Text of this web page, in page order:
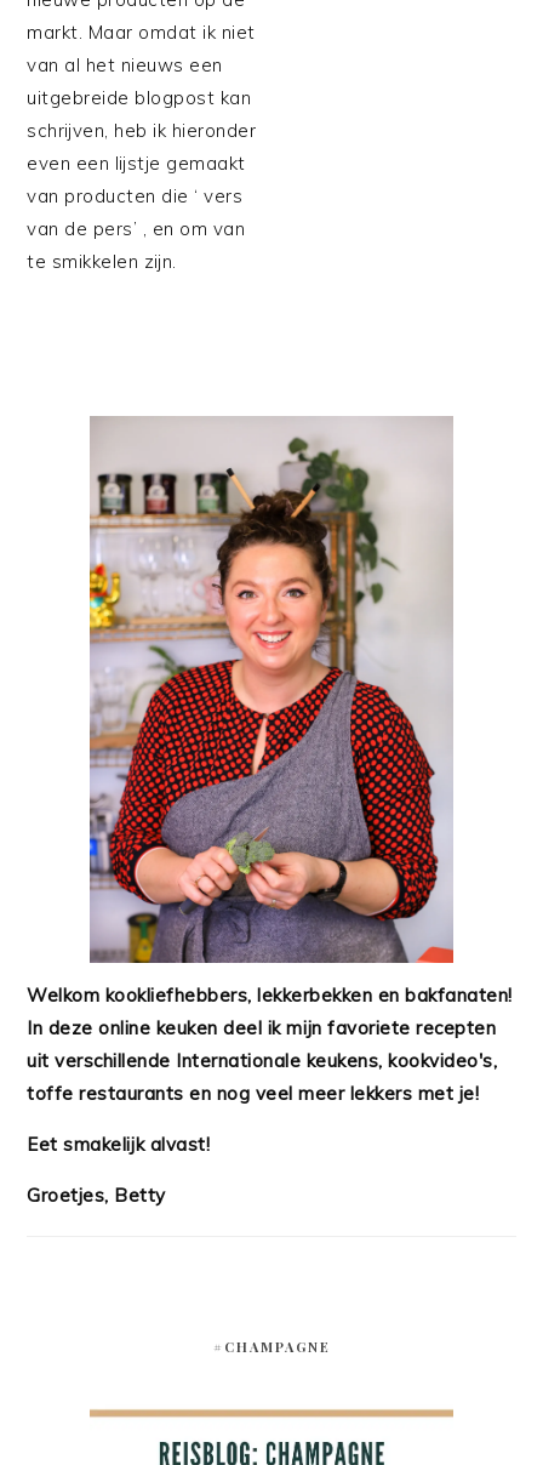
markt. Maar omdat ik niet
van al het nieuws een
uitgebreide blogpost kan
schrijven, heb ik hieronder
even een lijstje gemaakt
van producten die ‘ vers
van de pers’ , en om van
te smikkelen zijn.
Welkom kookliefhebbers, lekkerbekken en bakfanaten!
In deze online keuken deel ik mijn favoriete recepten
uit verschillende Internationale keukens, kookvideo's,
toffe restaurants en nog veel meer lekkers met je!
Eet smakelijk alvast!
Groetjes, Betty
#CHAMPAGNE